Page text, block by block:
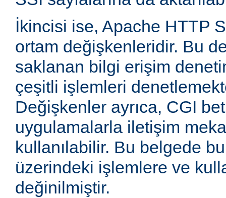
İkincisi ise, Apache HTTP
ortam değişkenleridir. Bu
saklanan bilgi erişim
çeşitli işlemleri
Değişkenler ayrıca, CGI
uygulamalarla iletişim
kullanılabilir. Bu belgede
üzerindeki işlemlere ve
değinilmiştir.